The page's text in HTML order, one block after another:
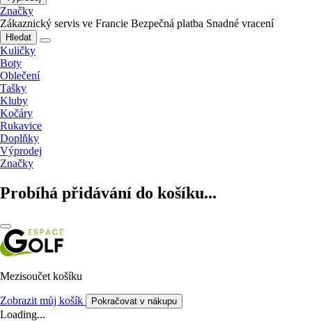
Značky
Zákaznický servis ve Francie Bezpečná platba Snadné vracení
Hledat
Kuličky
Boty
Oblečení
Tašky
Kluby
Kočáry
Rukavice
Doplňky
Výprodej
Značky
Probíhá přidávání do košíku...
Mezisoučet košíku
Zobrazit můj košík Pokračovat v nákupu
Loading...